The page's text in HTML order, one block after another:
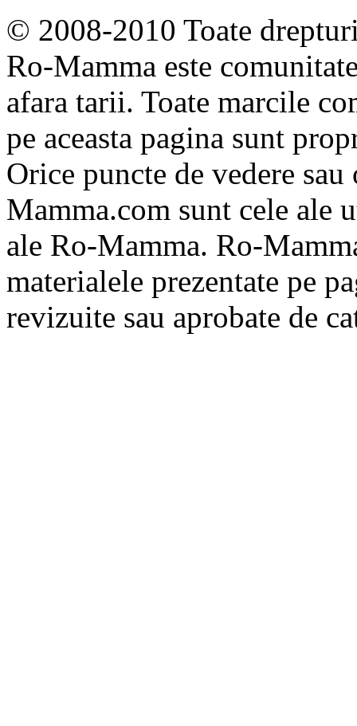
© 2008-2010 Toate
Ro-Mamma este
afara tarii. Toate marcile
pe aceasta pagina sunt
Orice puncte de vedere
Mamma.com sunt cele ale
ale Ro-Mamma. Ro-
materialele prezentate pe
revizuite sau aprobate de